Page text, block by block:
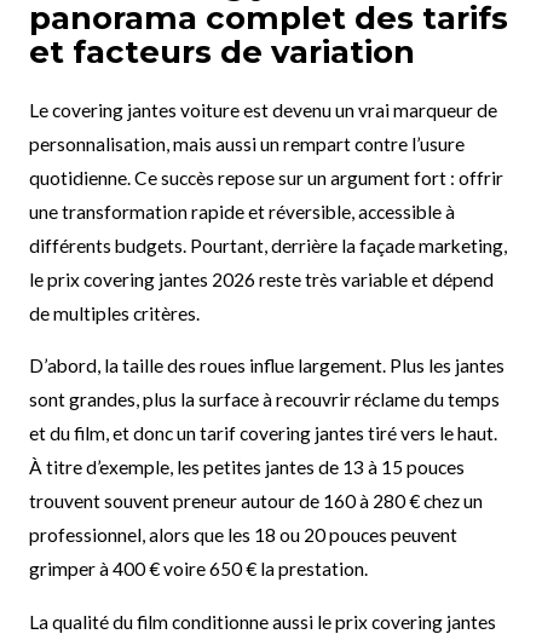
panorama complet des tarifs
et facteurs de variation
Le covering jantes voiture est devenu un vrai marqueur de
personnalisation, mais aussi un rempart contre l’usure
quotidienne. Ce succès repose sur un argument fort : offrir
une transformation rapide et réversible, accessible à
différents budgets. Pourtant, derrière la façade marketing,
le prix covering jantes 2026 reste très variable et dépend
de multiples critères.
D’abord, la taille des roues influe largement. Plus les jantes
sont grandes, plus la surface à recouvrir réclame du temps
et du film, et donc un tarif covering jantes tiré vers le haut.
À titre d’exemple, les petites jantes de 13 à 15 pouces
trouvent souvent preneur autour de 160 à 280 € chez un
professionnel, alors que les 18 ou 20 pouces peuvent
grimper à 400 € voire 650 € la prestation.
La qualité du film conditionne aussi le prix covering jantes